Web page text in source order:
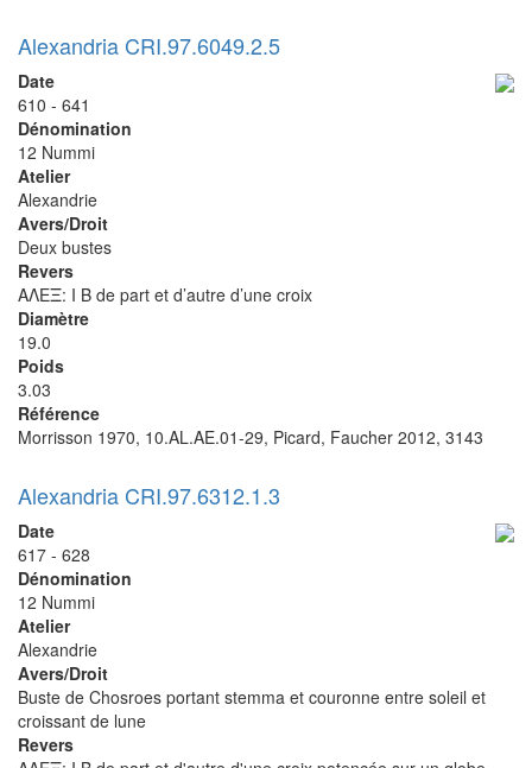
Alexandria CRI.97.6049.2.5
Date
610 - 641
Dénomination
12 Nummi
Atelier
Alexandrie
Avers/Droit
Deux bustes
Revers
ΑΛΕΞ: I B de part et d’autre d’une croix
Diamètre
19.0
Poids
3.03
Référence
Morrisson 1970, 10.AL.AE.01-29, Picard, Faucher 2012, 3143
Alexandria CRI.97.6312.1.3
Date
617 - 628
Dénomination
12 Nummi
Atelier
Alexandrie
Avers/Droit
Buste de Chosroes portant stemma et couronne entre soleil et
croissant de lune
Revers